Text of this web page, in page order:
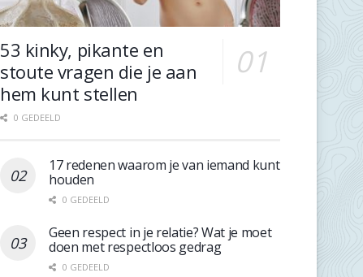
53 kinky, pikante en
stoute vragen die je aan
hem kunt stellen
0 GEDEELD
17 redenen waarom je van iemand kunt
houden
0 GEDEELD
Geen respect in je relatie? Wat je moet
doen met respectloos gedrag
0 GEDEELD